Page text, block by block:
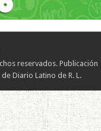
reservados. Publicación
Diario Latino de R. L.